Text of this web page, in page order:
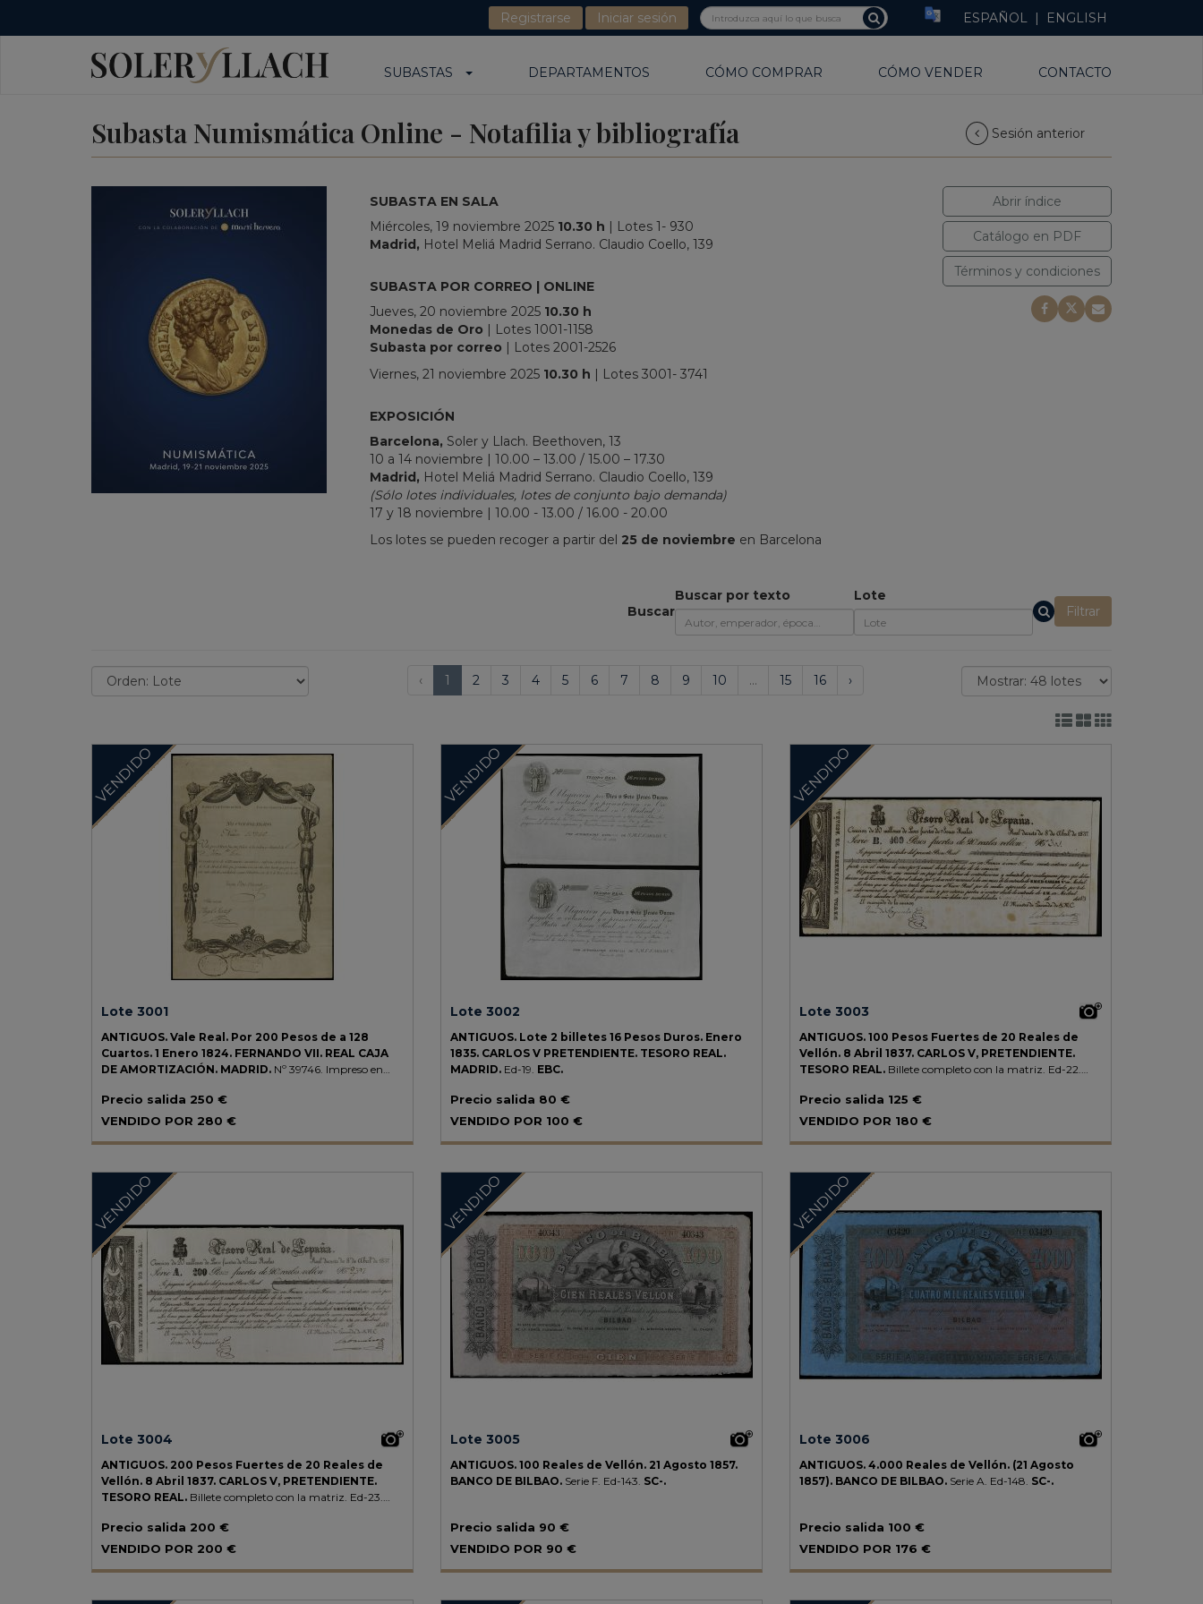
Registrarse Iniciar sesión ESPAÑOL | ENGLISH
SUBASTAS DEPARTAMENTOS CÓMO COMPRAR CÓMO VENDER CONTACTO
Subasta Numismática Online - Notafilia y bibliografía Sesión anterior
SUBASTA EN SALA
Miércoles, 19 noviembre 2025 10.30 h | Lotes 1- 930
Madrid, Hotel Meliá Madrid Serrano. Claudio Coello, 139
SUBASTA POR CORREO | ONLINE
Jueves, 20 noviembre 2025 10.30 h
Monedas de Oro | Lotes 1001-1158
Subasta por correo | Lotes 2001-2526
Viernes, 21 noviembre 2025 10.30 h | Lotes 3001- 3741
EXPOSICIÓN
Barcelona, Soler y Llach. Beethoven, 13
10 a 14 noviembre | 10.00 – 13.00 / 15.00 – 17.30
Madrid, Hotel Meliá Madrid Serrano. Claudio Coello, 139
(Sólo lotes individuales, lotes de conjunto bajo demanda)
17 y 18 noviembre | 10.00 - 13.00 / 16.00 - 20.00
Los lotes se pueden recoger a partir del 25 de noviembre en Barcelona
Abrir índice
Catálogo en PDF
Términos y condiciones
Buscar
Buscar por texto
Lote
Filtrar
‹ 1 2 3 4 5 6 7 8 9 10 ... 15 16 ›
VENDIDO
Lote 3001
ANTIGUOS. Vale Real. Por 200 Pesos de a 128
Cuartos. 1 Enero 1824. FERNANDO VII. REAL CAJA
DE AMORTIZACIÓN. MADRID. Nº 39746. Impreso en
CONSOLIDADO´ y sello en seco de Fernando VII. Tampón
ovalado `Legitimado en 1826´ y rectangular `Presentado
Precio salida 250 €
VENDIDO POR 280 €
VENDIDO
Lote 3002
ANTIGUOS. Lote 2 billetes 16 Pesos Duros. Enero
1835. CARLOS V PRETENDIENTE. TESORO REAL.
MADRID. Ed-19. EBC.
Precio salida 80 €
VENDIDO POR 100 €
VENDIDO
Lote 3003
ANTIGUOS. 100 Pesos Fuertes de 20 Reales de
Vellón. 8 Abril 1837. CARLOS V, PRETENDIENTE.
TESORO REAL. Billete completo con la matriz. Ed-22.
Precio salida 125 €
VENDIDO POR 180 €
VENDIDO
Lote 3004
ANTIGUOS. 200 Pesos Fuertes de 20 Reales de
Vellón. 8 Abril 1837. CARLOS V, PRETENDIENTE.
TESORO REAL. Billete completo con la matriz. Ed-23.
Precio salida 200 €
VENDIDO POR 200 €
VENDIDO
Lote 3005
ANTIGUOS. 100 Reales de Vellón. 21 Agosto 1857.
BANCO DE BILBAO. Serie F. Ed-143. SC-.
Precio salida 90 €
VENDIDO POR 90 €
VENDIDO
Lote 3006
ANTIGUOS. 4.000 Reales de Vellón. (21 Agosto
1857). BANCO DE BILBAO. Serie A. Ed-148. SC-.
Precio salida 100 €
VENDIDO POR 176 €